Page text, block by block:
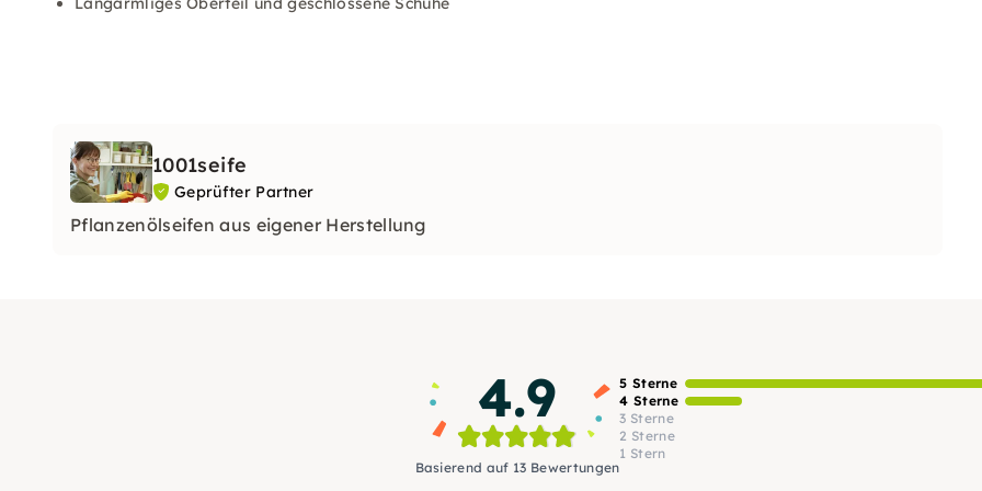
1001seife
Geprüfter Partner
Pflanzenölseifen aus eigener Herstellung
4.9
Basierend auf 13 Bewertungen
5 Sterne
4 Sterne
3 Sterne
2 Sterne
1 Stern